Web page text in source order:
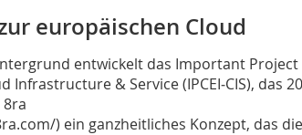
europäischen Cloud
entwickelt das Important
Infrastructure & Service (IPCEI‑CIS), das
) ein ganzheitliches Konzept, das